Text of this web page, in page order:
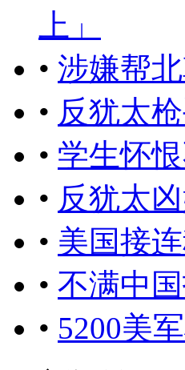
上」
• 涉嫌帮
• 反犹太
• 学生怀
• 反犹太
• 美国接
• 不满中
• 5200美